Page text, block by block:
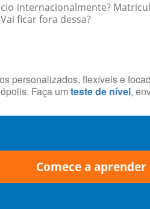
internacionalmente?
ficar fora dessa?
personalizados, flexíveis e
Faça um teste de nível,
Comece a aprender